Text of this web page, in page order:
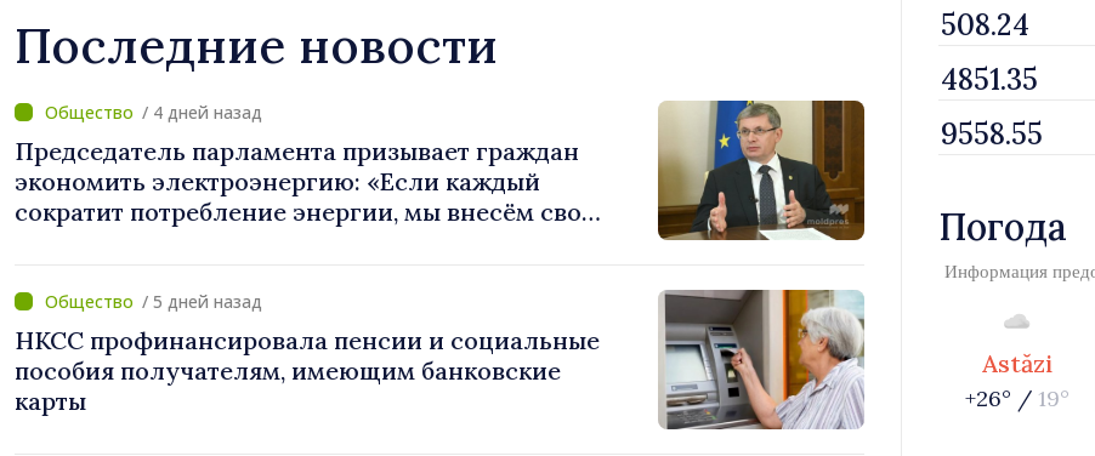
Последние новости
/ 4 дней назад
Председатель парламента призывает граждан
экономить электроэнергию: «Если каждый
сократит потребление энергии, мы внесём свой
/ 5 дней назад
НКСС профинансировала пенсии и социальные
пособия получателям, имеющим банковские
карты
Погода
Информация
Astăzi
+26° / 19°